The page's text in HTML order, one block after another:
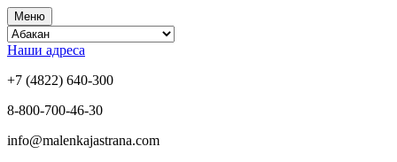
Меню
Наши адреса
+7 (4822) 640-300
8-800-700-46-30
info@malenkajastrana.com